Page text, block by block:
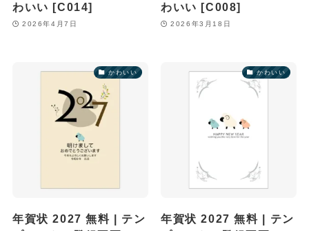
わいい [C014]
2026年4月7日
わいい [C008]
2026年3月18日
かわいい
年賀状 2027 無料 | テン
かわいい
年賀状 2027 無料 | テン